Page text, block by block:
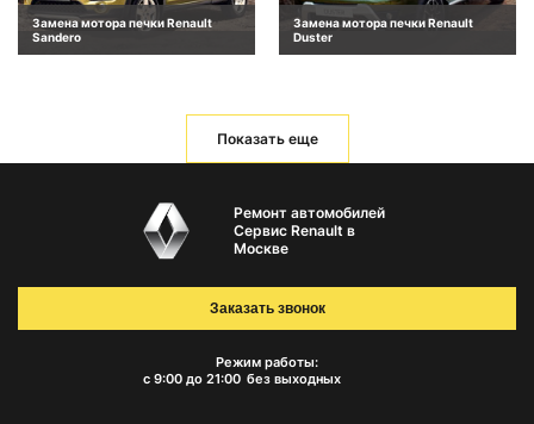
Замена мотора печки Renault
Sandero
Замена мотора печки Renault
Duster
Показать еще
Ремонт автомобилей
Сервис Renault в
Москве
Режим работы:
с 9:00 до 21:00 без выходных
Заказать звонок